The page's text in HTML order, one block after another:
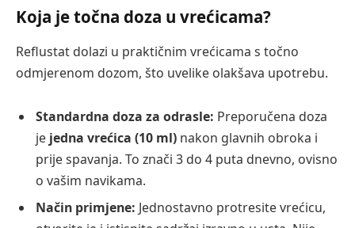
Koja je točna doza u vrećicama?
Reflustat dolazi u praktičnim vrećicama s točno
odmjerenom dozom, što uvelike olakšava upotrebu.
Standardna doza za odrasle: Preporučena doza
je jedna vrećica (10 ml) nakon glavnih obroka i
prije spavanja. To znači 3 do 4 puta dnevno, ovisno
o vašim navikama.
Način primjene: Jednostavno protresite vrećicu,